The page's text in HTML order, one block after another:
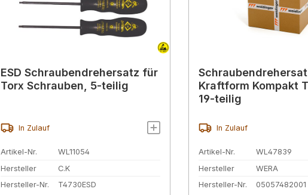
ESD Schraubendrehersatz für
Torx Schrauben, 5-teilig
In Zulauf
Artikel-Nr.
WL11054
Hersteller
C.K
Hersteller-Nr.
T4730ESD
Kraftform Kompakt
19-teilig
In Zulauf
Artikel-Nr.
WL47839
Hersteller
WERA
Hersteller-Nr.
05057482001